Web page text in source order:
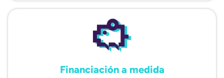
Financiación a medida